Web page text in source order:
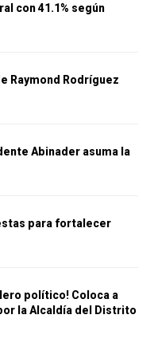
con 41.1% según
Raymond Rodríguez
Abinader asuma la
para fortalecer
político! Coloca a
la Alcaldía del Distrito